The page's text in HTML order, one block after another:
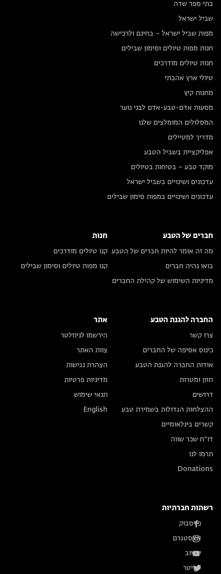
בתי ספר שדה
שביל ישראל
מפות שביל ישראל – בחינם ולרכישה
חנות מפות טיולים וסימון שבילים
חנות טיולים מודרכים
טיולי ארץ אהבתי
מחנות קיץ
מסעות אדם-טבע-אדם לבני נוער
המסלולים המומלצים שלנו
מדריך למטיילים
אפליקציית בשביל הטבע
מוקד טבע – בטיחות בטיולים
עדכונים ושינויים בשביל ישראל
עדכונים ושינויים במפות סימון שבילים
חברים של הטבע
מה זה אומר להיות חברים של הטבע
בואו נהיה חברים
מדיניות השימוש של קהילת החברים
חנות
קנו טיולים מודרכים
קנו מפות טיולים וסימון שבילים
החברה להגנת הטבע
צרו קשר
כינוס אסיפה של החברים
אודות החברה להגנת הטבע
חזון ומטרות
דרושים
ההצלחות הגדולות בשמירת טבע
קשרים בינלאומיים
דו״ח שכר שווה
תרמו לנו
Donations
אתר
הירשמו לניוזלטר
צוות האתר
הצהרת נגישות
מדיניות פרטיות
תנאי שימוש
English
רשתות חברתיות
פייסבוק
אינסטגרם
יוטיוב
טוויטר